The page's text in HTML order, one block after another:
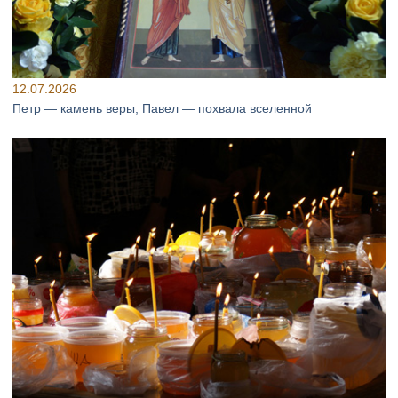
12.07.2026
Петр — камень веры, Павел — похвала вселенной